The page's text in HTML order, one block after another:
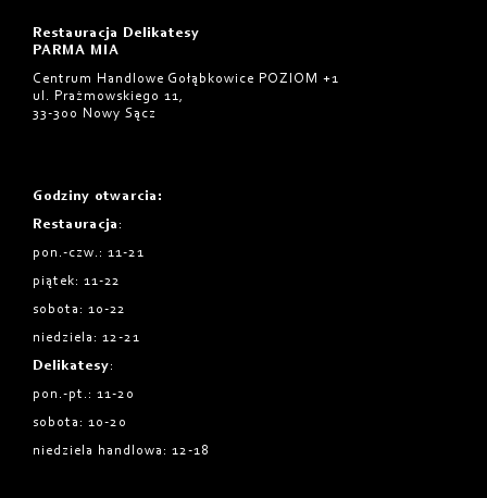
Restauracja Delikatesy
PARMA MIA
Centrum Handlowe Gołąbkowice POZIOM +1
ul. Prażmowskiego 11,
33-300 Nowy Sącz
Godziny otwarcia :
Restauracja :
pon.-czw.: 11-21
piątek: 11-22
sobota: 10-22
niedziela: 12-21
Delikatesy:
pon.-pt.: 11-20
sobota: 10-20
niedziela handlowa: 12-18